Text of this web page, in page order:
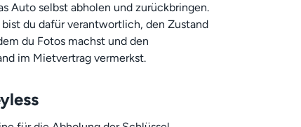
Auto selbst abholen und zurückbringen.
du dafür verantwortlich, den Zustand
du Fotos machst und den
im Mietvertrag vermerkst.